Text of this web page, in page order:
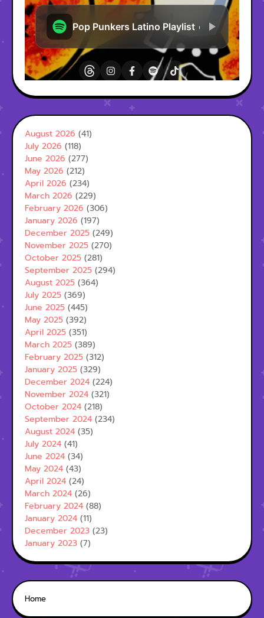
August 2026 (41)
July 2026 (118)
June 2026 (277)
May 2026 (212)
April 2026 (234)
March 2026 (229)
February 2026 (306)
January 2026 (197)
December 2025 (249)
November 2025 (270)
October 2025 (281)
September 2025 (294)
August 2025 (364)
July 2025 (369)
June 2025 (445)
May 2025 (392)
April 2025 (351)
March 2025 (389)
February 2025 (312)
January 2025 (329)
December 2024 (224)
November 2024 (321)
October 2024 (218)
September 2024 (234)
August 2024 (35)
July 2024 (41)
June 2024 (34)
May 2024 (43)
April 2024 (24)
March 2024 (26)
February 2024 (88)
January 2024 (11)
December 2023 (23)
January 2023 (7)
Home